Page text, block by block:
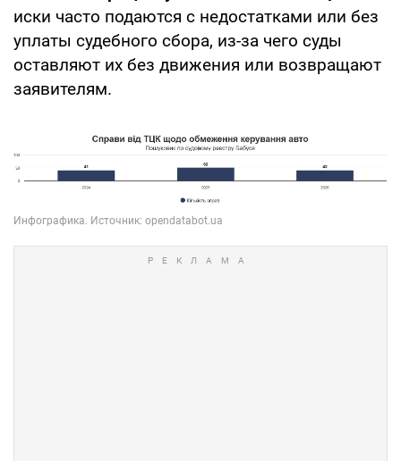
иски часто подаются с недостатками или без
уплаты судебного сбора, из-за чего суды
оставляют их без движения или возвращают
заявителям.